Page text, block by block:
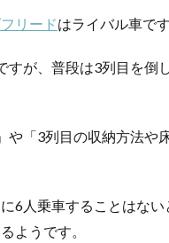
リードはライバル車です
すが、普段は3列目を倒
や「3列目の収納方法や
6人乗車することはな
ようです。